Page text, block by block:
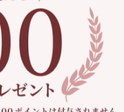
ツー＞】風抜けるストレッチ